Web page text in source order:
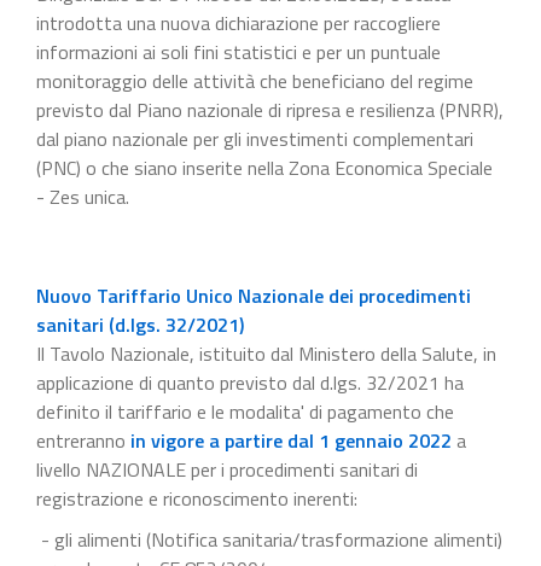
introdotta una nuova dichiarazione per raccogliere
informazioni ai soli fini statistici e per un puntuale
monitoraggio delle attività che beneficiano del regime
previsto dal Piano nazionale di ripresa e resilienza (PNRR),
dal piano nazionale per gli investimenti complementari
(PNC) o che siano inserite nella Zona Economica Speciale
- Zes unica.
Nuovo Tariffario Unico Nazionale dei procedimenti
sanitari (d.lgs. 32/2021)
Il Tavolo Nazionale, istituito dal Ministero della Salute, in
applicazione di quanto previsto dal d.lgs. 32/2021 ha
definito il tariffario e le modalita' di pagamento che
entreranno in vigore a partire dal 1 gennaio 2022 a
livello NAZIONALE per i procedimenti sanitari di
registrazione e riconoscimento inerenti:
- gli alimenti (Notifica sanitaria/trasformazione alimenti)